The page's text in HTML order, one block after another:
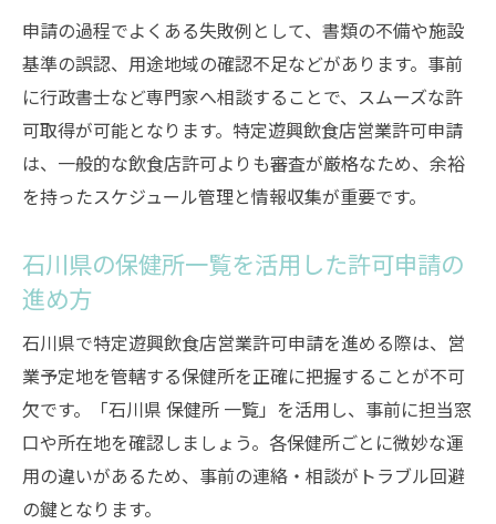
務知識
特定遊興飲食店営業許可申請の対象となる
業態とは
風営法2条11項による特定遊興飲食店営業の
定義を整理
性
ショーやダンスなど遊興行為の具体的な事
例解説
富山県や福井県で許可取得を目指す際の注意点
まとめ
富山県・福井県で特定遊興飲食店営業許可
申請の過程でよくある失敗例として、書類の不備や施設
基準の誤認、用途地域の確認不足などがあります。事前
に行政書士など専門家へ相談することで、スムーズな許
可取得が可能となります。特定遊興飲食店営業許可申請
は、一般的な飲食店許可よりも審査が厳格なため、余裕
を持ったスケジュール管理と情報収集が重要です。
石川県の保健所一覧を活用した許可申請の
進め方
石川県で特定遊興飲食店営業許可申請を進める際は、営
業予定地を管轄する保健所を正確に把握することが不可
欠です。「石川県 保健所 一覧」を活用し、事前に担当窓
口や所在地を確認しましょう。各保健所ごとに微妙な運
用の違いがあるため、事前の連絡・相談がトラブル回避
の鍵となります。